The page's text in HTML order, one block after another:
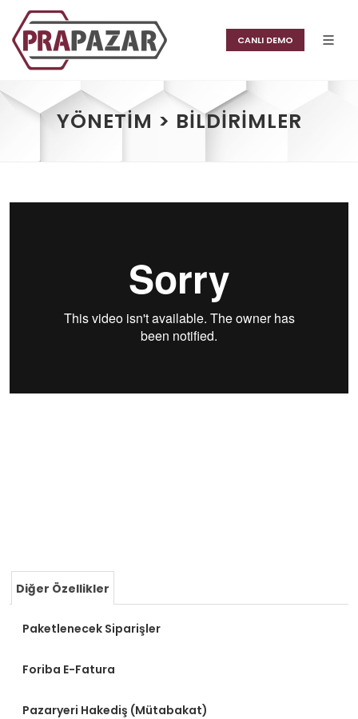
CANLI DEMO
YÖNETIM > BILDIRIMLER
Diğer Özellikler
Paketlenecek Siparişler
Foriba E-Fatura
Pazaryeri Hakediş (Mütabakat)